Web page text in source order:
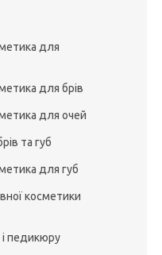
для
для брів
для очей
та губ
для губ
косметики
педикюру